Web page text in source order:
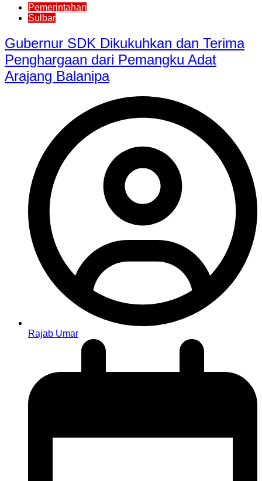
Pemerintahan
Sulbar
Gubernur SDK Dikukuhkan dan Terima
Penghargaan dari Pemangku Adat
Arajang Balanipa
Rajab Umar